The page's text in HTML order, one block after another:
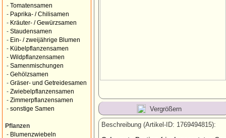
- Tomatensamen
- Paprika- / Chilisamen
- Kräuter- / Gewürzsamen
- Staudensamen
- Ein- / zweijährige Blumen
- Kübelpflanzensamen
- Wildpflanzensamen
- Samenmischungen
- Gehölzsamen
- Gräser- und Getreidesamen
- Zwiebelpflanzensamen
- Zimmerpflanzensamen
- sonstige Samen
Pflanzen
- Blumenzwiebeln
Vergrößern
Beschreibung (Artikel-ID: 1769494815):